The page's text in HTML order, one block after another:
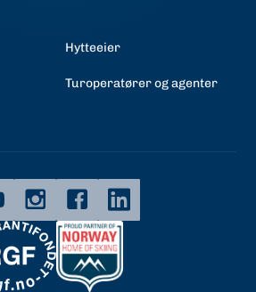
Hytteeier
Turoperatører og agenter